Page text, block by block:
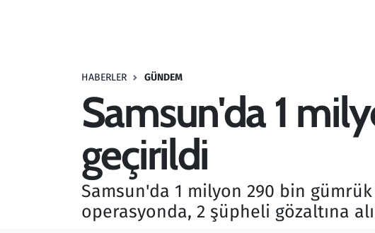
HABERLER GÜNDEM
Samsun'da 1
geçirildi
Samsun'da 1 milyon 290 bin
operasyonda, 2 şüpheli gözaltına
Seçim 2023